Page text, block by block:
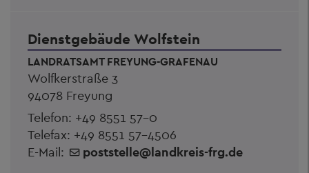
Dienstgebäude Wolfstein
LANDRATSAMT FREYUNG-GRAFENAU
Wolfkerstraße 3
94078 Freyung
Telefon: +49 8551 57-0
Telefax: +49 8551 57-4506
E-Mail:
poststelle@landkreis-frg.de